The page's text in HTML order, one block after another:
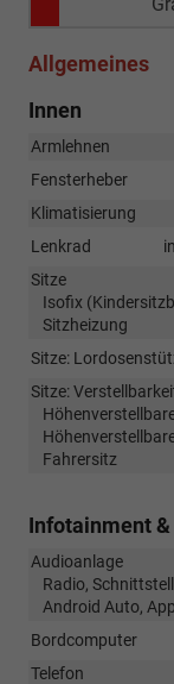
Allgemeines
Innen
Armlehnen
Fensterheber
Klimatisierung
Lenkrad
Sitze
Isofix
Sitzheizung
Sitze:
Sitze:
Fahrersitz
Infotainment
Audioanlage
Radio,
Android Auto,
Bordcomputer
Telefon